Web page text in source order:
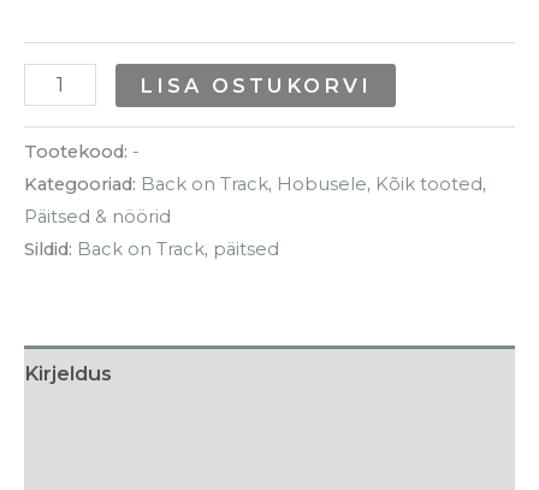
LISA OSTUKORVI
Tootekood: -
Kategooriad: Back on Track, Hobusele, Kõik tooted,
Päitsed & nöörid
Sildid: Back on Track, päitsed
Kirjeldus